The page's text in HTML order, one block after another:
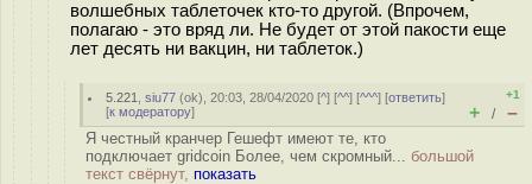
волшебных таблеточек кто-то другой. (Впрочем,
полагаю - это вряд ли. Не будет от этой пакости еще
лет десять ни вакцин, ни таблеток.)
5.221 ,siu77 (ok), 20:03, 28/04/2020 [^] [^^] [^^^] [ответить]
[к модератору]
+1
+ / –
Я честный кранчер Гешефт имеют те, кто
подключает gridcoin Более, чем скромный... большой
текст свёрнут, показать